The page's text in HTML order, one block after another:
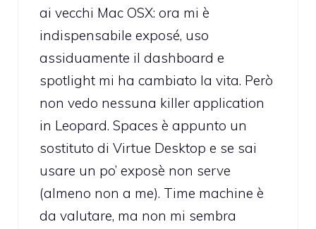
ai vecchi Mac OSX: ora mi è
indispensabile exposé, uso
assiduamente il dashboard e
spotlight mi ha cambiato la vita. Però
non vedo nessuna killer application
in Leopard. Spaces è appunto un
sostituto di Virtue Desktop e se sai
usare un po’ exposè non serve
(almeno non a me). Time machine è
da valutare, ma non mi sembra